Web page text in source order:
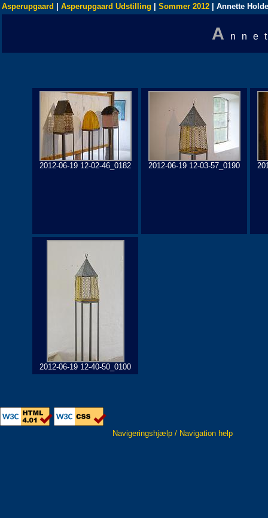
Asperupgaard Asperupgaard Udstilling Sommer 2012 | Annette
A
2012-06-19 12-02-46_0182 2012-06-19 12-03-57_0190
2012-06-19 12-40-50_0100
Navigeringshjælp / Navigation help